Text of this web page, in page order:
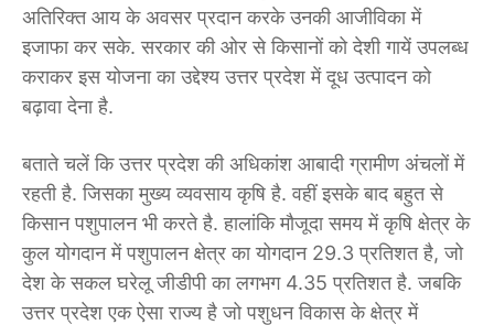
अतिरिक्त आय के अवसर प्रदान करके उनकी आजीविका में
इजाफा कर सके. सरकार की ओर से किसानों को देशी गायें उपलब्ध
कराकर इस योजना का उद्देश्य उत्तर प्रदेश में दूध उत्पादन को
बढ़ावा देना है.
बताते चलें कि उत्तर प्रदेश की अधिकांश आबादी ग्रामीण अंचलों में
रहती है. जिसका मुख्य व्यवसाय कृषि है. वहीं इसके बाद बहुत से
किसान पशुपालन भी करते है. हालांकि मौजूदा समय में कृषि क्षेत्र के
कुल योगदान में पशुपालन क्षेत्र का योगदान 29.3 प्रतिशत है, जो
देश के सकल घरेलू जीडीपी का लगभग 4.35 प्रतिशत है. जबकि
उत्तर प्रदेश एक ऐसा राज्य है जो पशुधन विकास के क्षेत्र में